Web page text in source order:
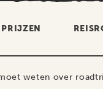
PRIJZEN
weten over